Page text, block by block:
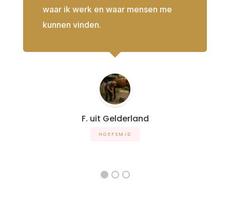
waar ik werk en waar mensen me
kunnen vinden.
F. uit Gelderland
HOEFSMID